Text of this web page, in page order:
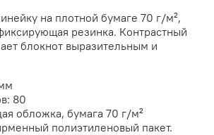
на плотной бумаге 70 г/м²,
резинка. Контрастный
блокнот выразительным и
80
обложка, бумага 70 г/м²
полиэтиленовый пакет.